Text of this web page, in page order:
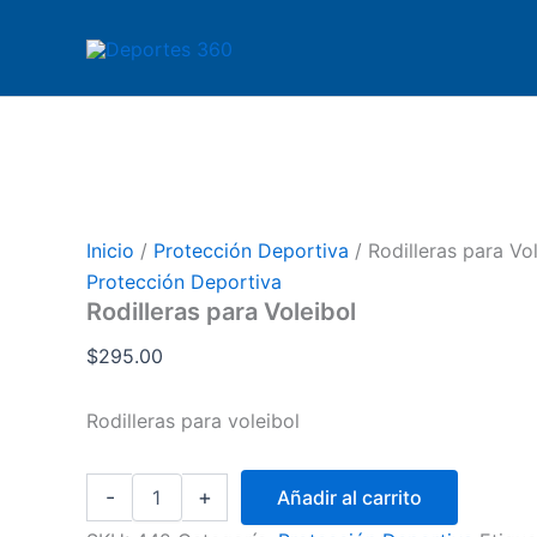
Inicio / Protección Deportiva / Rodilleras para
Protección Deportiva
Rodilleras para Voleibol
$295.00
Rodilleras para voleibol
-
Voleibol
+
Añadir al carrito